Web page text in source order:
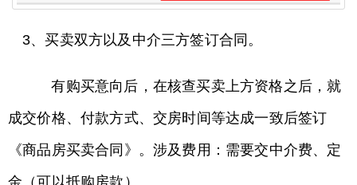
3、买卖双方以及中介三方签订合同。
有购买意向后，在核查买卖上方资格之后，就
成交价格、付款方式、交房时间等达成一致后签订
《商品房买卖合同》。涉及费用：需要交中介费、定
金（可以抵购房款）